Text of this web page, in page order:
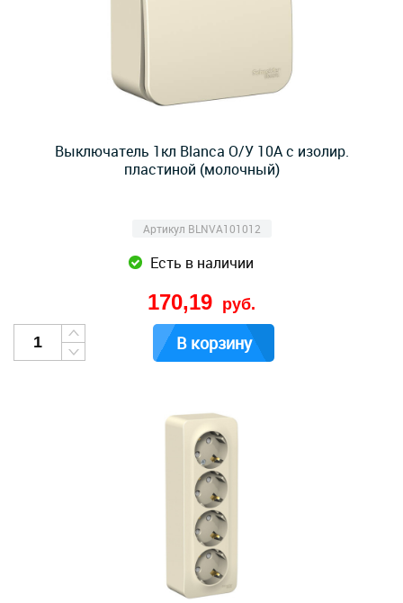
Выключатель 1кл Blanca О/У 10А с изолир.
пластиной (молочный)
Артикул BLNVA101012
Есть в наличии
170,19 руб.
В корзину